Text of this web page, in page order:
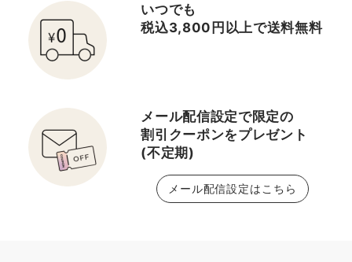
いつでも
税込3,800円以上で送料無料
メール配信設定で限定の
割引クーポンをプレゼント
(不定期)
メール配信設定はこちら